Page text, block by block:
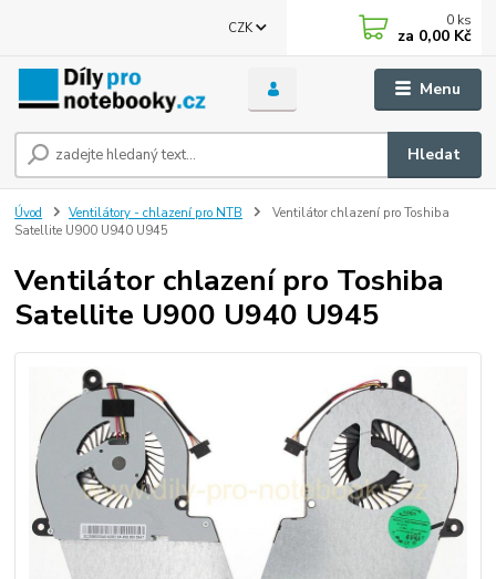
Menu
CZK
Hledat
0 ks
za 0,00 Kč
Úvod Ventilátory - chlazení pro NTB
Ventilátor chlazení pro Toshiba
Satellite U900 U940 U945
Ventilátor chlazení pro Toshiba
Satellite U900 U940 U945